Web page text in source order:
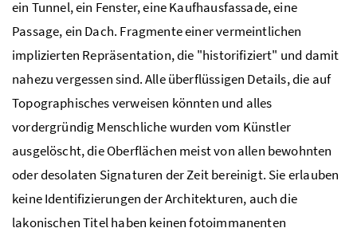
ein Tunnel, ein Fenster, eine Kaufhausfassade, eine
Passage, ein Dach. Fragmente einer vermeintlichen
implizierten Repräsentation, die "historifiziert" und damit
nahezu vergessen sind. Alle überflüssigen Details, die auf
Topographisches verweisen könnten und alles
vordergründig Menschliche wurden vom Künstler
ausgelöscht, die Oberflächen meist von allen bewohnten
oder desolaten Signaturen der Zeit bereinigt. Sie erlauben
keine Identifizierungen der Architekturen, auch die
lakonischen Titel haben keinen fotoimmanenten